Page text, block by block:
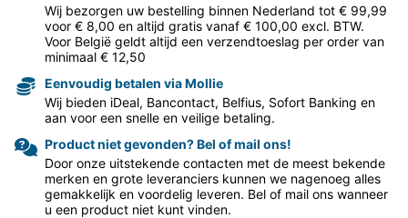
Wij bezorgen uw bestelling binnen Nederland tot € 99,99
voor € 8,00 en altijd gratis vanaf € 100,00 excl. BTW.
Voor België geldt altijd een verzendtoeslag per order van
minimaal € 12,50
Eenvoudig betalen via Mollie
Wij bieden iDeal, Bancontact, Belfius, Sofort Banking en
aan voor een snelle en veilige betaling.
Product niet gevonden? Bel of mail ons!
Door onze uitstekende contacten met de meest bekende
merken en grote leveranciers kunnen we nagenoeg alles
gemakkelijk en voordelig leveren. Bel of mail ons wanneer
u een product niet kunt vinden.